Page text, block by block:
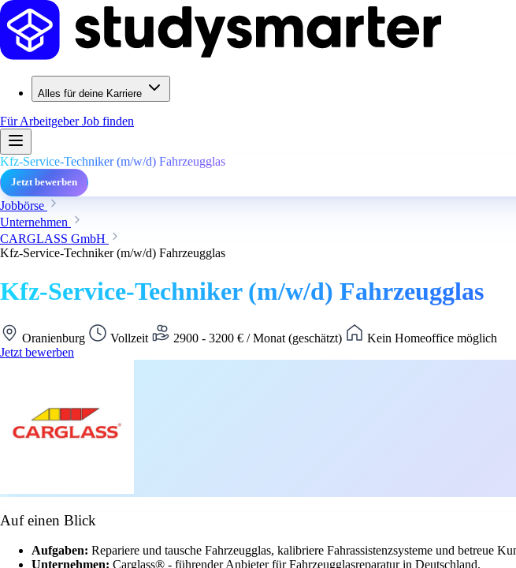
Alles für deine Karriere
Für ArbeitgeberJob finden
Kfz-Service-Techniker (m/w/d) Fahrzeugglas
Jetzt bewerben
Jobbörse
Unternehmen
CARGLASS GmbH
Kfz-Service-Techniker (m/w/d) Fahrzeugglas
Kfz-Service-Techniker (m/w/d) Fahrzeugglas
Oranienburg Vollzeit 2900 - 3200 € / Monat (geschätzt)
Kein Homeoffice möglich
Jetzt bewerben
Auf einen Blick
Aufgaben: Repariere und tausche Fahrzeugglas, kalibriere Fahrassistenzsysteme und betreue
Unternehmen: Carglass® - führender Anbieter für Fahrzeugglasreparatur in Deutschland.